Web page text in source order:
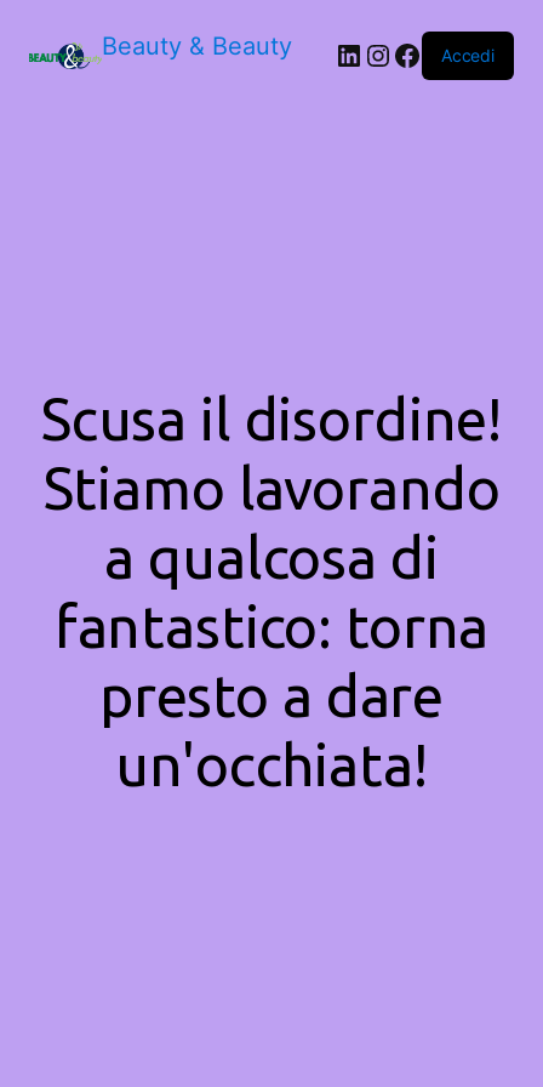
Beauty & Beauty LinkedIn
Instagram
Facebook
Accedi
Scusa il disordine!
Stiamo lavorando
a qualcosa di
fantastico: torna
presto a dare
un'occhiata!